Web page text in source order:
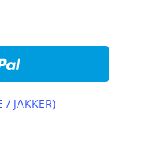
/ JAKKER)